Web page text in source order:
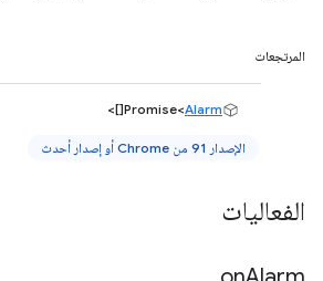
المرتجعات
Promise<Alarm
[]>
الإصدار 91 من Chrome أو إصدار أحدث
الفعاليات